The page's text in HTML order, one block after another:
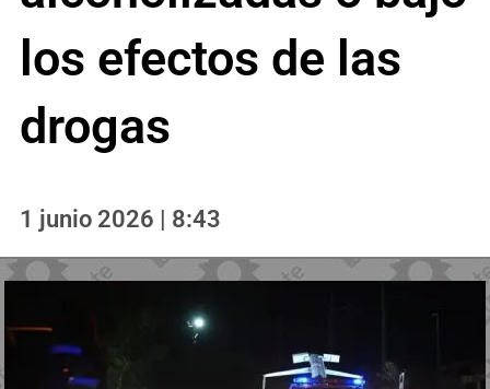
los efectos de las
drogas
1 junio 2026 | 8:43